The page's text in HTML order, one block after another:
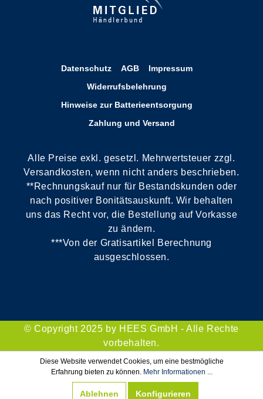
Datenschutz AGB
Impressum
Widerrufsbelehrung
Hinweise zur Batterieentsorgung
Zahlung und Versand
Alle Preise exkl. gesetzl. Mehrwertsteuer zzgl.
Versandkosten, wenn nicht anders beschrieben.
**Rechnungskauf nur für Bestandskunden oder
nach positiver Bonitätsauskunft. Wir behalten
uns das Recht vor, die Bestellung auf Vorkasse
zu ändern.
***Von der Gratisartikel Berechnung
ausgeschlossen.
© Copyright 2025 by HEES GmbH - Alle Rechte
vorbehalten.
Diese Website verwendet Cookies, um eine bestmögliche
Erfahrung bieten zu können. Mehr Informationen ...
Ablehnen Konfigurieren